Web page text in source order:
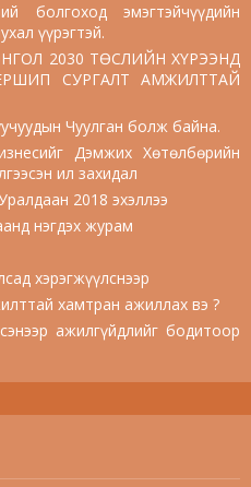
болгоход эмэгтэйчүүдийн
үүрэгтэй.
2030 ТӨСЛИЙН ХҮРЭЭНД
СУРГАЛТ АМЖИЛТТАЙ
Чуулган болж байна.
Дэмжих Хөтөлбөрийн
ил захидал
2018 эхэллээ
нэгдэх журам
хэрэгжүүлснээр
хамтран ажиллах вэ ?
ажилгүйдлийг бодитоор